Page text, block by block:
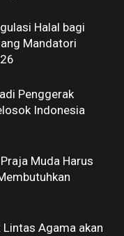
Halal bagi
Mandatori
Penggerak
Indonesia
Muda Harus
Lintas Agama akan